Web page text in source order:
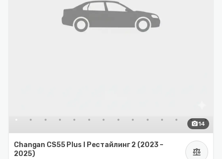
photo_camera14
Changan CS55 Plus I Рестайлинг 2 (2023 –
2025)
balance